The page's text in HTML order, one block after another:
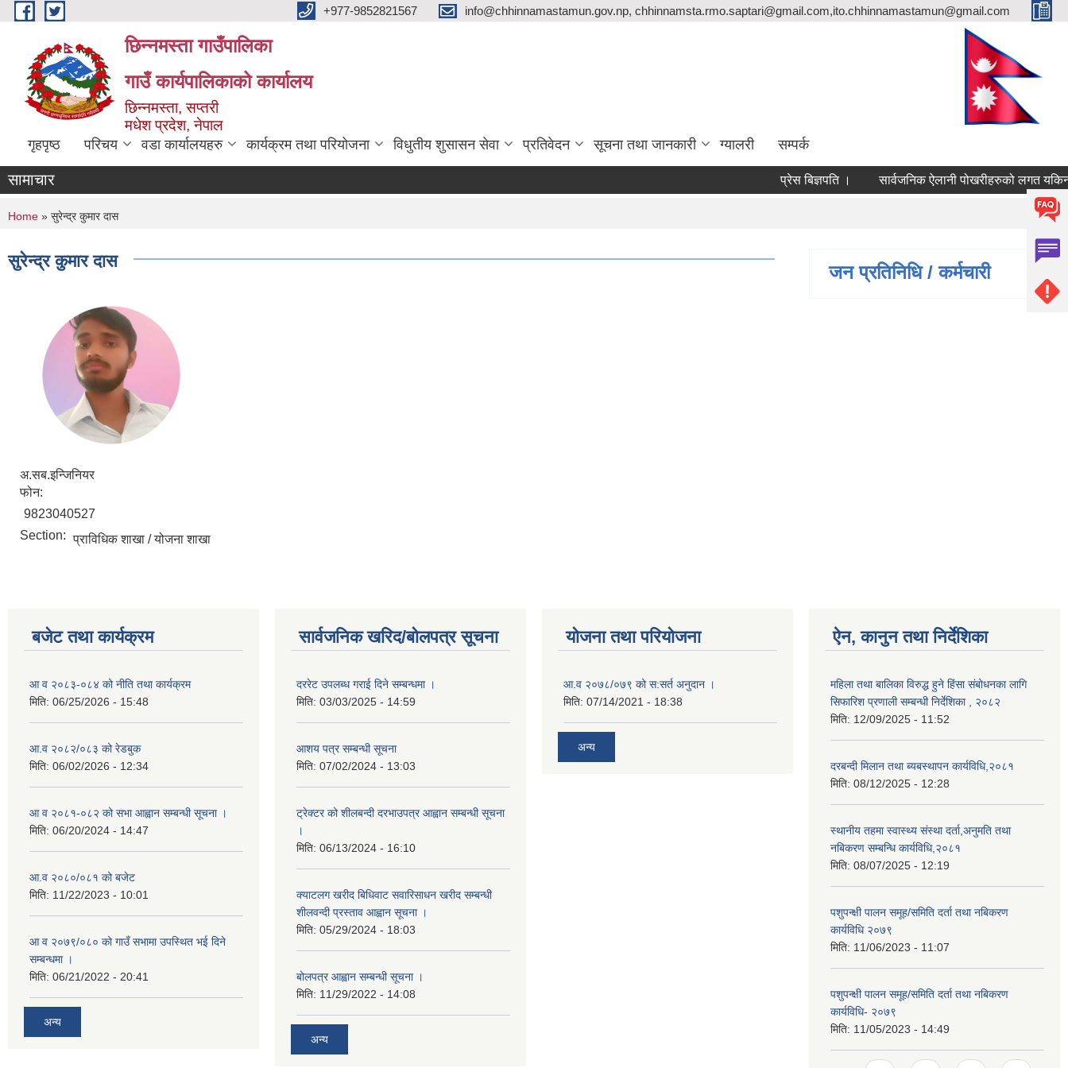
Skip to main content +977-9852821567 info@chhinnamastamun.gov.np, chhinnamsta.rmo.saptari@gmail.com,ito.chhinnamastamun@gmail.com
छिन्नमस्ता गाउँपालिका
गाउँ कार्यपालिकाको कार्यालय
छिन्नमस्ता, सप्तरी
मधेश प्रदेश, नेपाल
गृहपृष्ठ परिचय वडा कार्यालयहरु कार्यक्रम तथा परियोजना विधुतीय शुसासन सेवा प्रतिवेदन सूचना तथा जानकारी ग्यालरी सम्पर्क
सामाचार प्रेस बिज्ञपति । सार्वजनिक ऐलानी पोखरीहरुको लगत यकिन
You are here
Home » सुरेन्द्र कुमार दास
सुरेन्द्र कुमार दास
अ.सब.इन्जिनियर
फोन:
9823040527
Section: प्राविधिक शाखा / योजना शाखा
जन प्रतिनिधि / कर्मचारी
बजेट तथा कार्यक्रम
आ व २०८३-०८४ को नीति तथा कार्यक्रम
मिति: 06/25/2026 - 15:48
आ.व २०८२/०८३ को रेडबुक
मिति: 06/02/2026 - 12:34
आ व २०८१-०८२ को सभा आह्वान सम्बन्धी सूचना ।
मिति: 06/20/2024 - 14:47
आ.व २०८०/०८१ को बजेट
मिति: 11/22/2023 - 10:01
आ व २०७९/०८० को गाउँ सभामा उपस्थित भई दिने
सम्बन्धमा ।
मिति: 06/21/2022 - 20:41
अन्य
सार्वजनिक खरिद/बोलपत्र सूचना
दररेट उपलब्ध गराई दिने सम्बन्धमा ।
मिति: 03/03/2025 - 14:59
आशय पत्र सम्बन्धी सूचना
मिति: 07/02/2024 - 13:03
ट्रेक्टर को शीलबन्दी दरभाउपत्र आह्वान सम्बन्धी सूचना
।
मिति: 06/13/2024 - 16:10
क्याटलग खरीद बिधिवाट सवारिसाधन खरीद सम्बन्धी
शीलवन्दी प्रस्ताव आह्वान सूचना ।
मिति: 05/29/2024 - 18:03
बोलपत्र आह्वान सम्बन्धी सूचना ।
मिति: 11/29/2022 - 14:08
अन्य
योजना तथा परियोजना
आ.व २०७८/०७९ को स:सर्त अनुदान ।
मिति: 07/14/2021 - 18:38
अन्य
ऐन, कानुन तथा निर्देशिका
महिला तथा बालिका विरुद्ध हुने हिंसा संबोधनका लागि
सिफारिश प्रणाली सम्बन्धी निर्देशिका , २०८२
मिति: 12/09/2025 - 11:52
दरबन्दी मिलान तथा ब्यबस्थापन कार्यविधि,२०८१
मिति: 08/12/2025 - 12:28
स्थानीय तहमा स्वास्थ्य संस्था दर्ता,अनुमति तथा
नबिकरण सम्बन्धि कार्यविधि,२०८१
मिति: 08/07/2025 - 12:19
पशुपन्क्षी पालन समूह/समिति दर्ता तथा नबिकरण
कार्यविधि २०७९
मिति: 11/06/2023 - 11:07
पशुपन्क्षी पालन समूह/समिति दर्ता तथा नबिकरण
कार्यविधि- २०७९
मिति: 11/05/2023 - 14:49